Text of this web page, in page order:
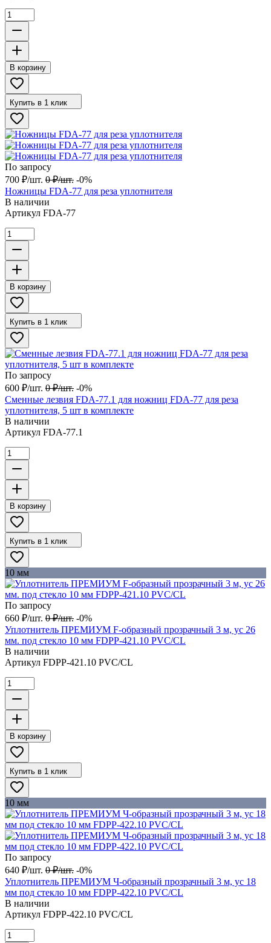
В корзину
Купить в 1 клик
По запросу
700 ₽/шт. 0 ₽/шт. -0%
Ножницы FDA-77 для реза уплотнителя
В наличии
Артикул FDA-77
В корзину
Купить в 1 клик
По запросу
600 ₽/шт. 0 ₽/шт. -0%
Сменные лезвия FDA-77.1 для ножниц FDA-77 для реза
уплотнителя, 5 шт в комплекте
В наличии
Артикул FDA-77.1
В корзину
Купить в 1 клик
10 мм
По запросу
660 ₽/шт. 0 ₽/шт. -0%
Уплотнитель ПРЕМИУМ F-образный прозрачный 3 м, ус 26
мм. под стекло 10 мм FDPP-421.10 PVC/CL
В наличии
Артикул FDPP-421.10 PVC/CL
В корзину
Купить в 1 клик
10 мм
По запросу
640 ₽/шт. 0 ₽/шт. -0%
Уплотнитель ПРЕМИУМ Ч-образный прозрачный 3 м, ус 18
мм под стекло 10 мм FDPP-422.10 PVC/CL
В наличии
Артикул FDPP-422.10 PVC/CL